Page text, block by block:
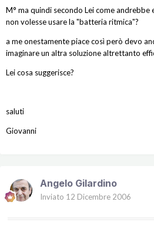
M° ma quindi secondo Lei come andrebbe
non volesse usare la "batteria ritmica"?
a me onestamente piace così però devo
imaginare un altra soluzione altrettanto
Lei cosa suggerisce?
saluti
Giovanni
Angelo Gilardino
Inviato 12 Dicembre 2006